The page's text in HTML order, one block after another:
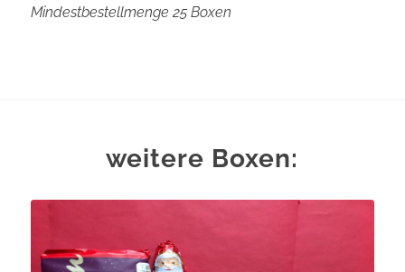
Mindestbestellmenge 25 Boxen
weitere Boxen: